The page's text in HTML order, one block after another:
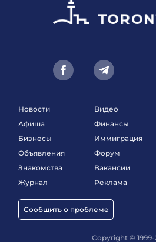
Новости
Афиша
Бизнесы
Объявления
Знакомства
Журнал
Сообщить о проблеме
Видео
Финансы
Иммиграция
Форум
Вакансии
Реклама
Copyright ©